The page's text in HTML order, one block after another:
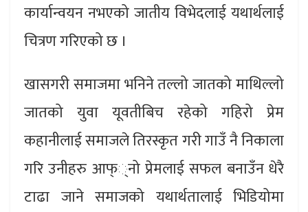
कार्यान्वयन नभएको जातीय विभेदलाई यथार्थलाई
चित्रण गरिएको छ ।
खासगरी समाजमा भनिने तल्लो जातको माथिल्लो
जातको युवा यूवतीबिच रहेको गहिरो प्रेम
कहानीलाई समाजले तिरस्कृत गरी गाउँ नै निकाला
गरि उनीहरु आफ््नो प्रेमलाई सफल बनाउँन धेरै
टाढा जाने समाजको यथार्थतालाई भिडियोमा